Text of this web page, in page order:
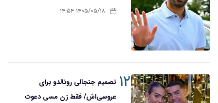
۱۴۰۵/۰۵/۱۸ ۱۴:۵۴
۱۲ تصمیم جنجالی رونالدو برای
عروسی‌اش/ فقط زن مسی دعوت